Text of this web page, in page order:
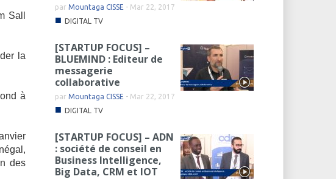
Sall
la
à
des
parMountaga CISSE - Mar 22, 2017
■ DIGITAL TV
[STARTUP FOCUS] –
BLUEMIND : Editeur de
messagerie
collaborative
parMountaga CISSE - Mar 22, 2017
■ DIGITAL TV
[STARTUP FOCUS] – ADN
: société de conseil en
Business Intelligence,
Big Data, CRM et IOT